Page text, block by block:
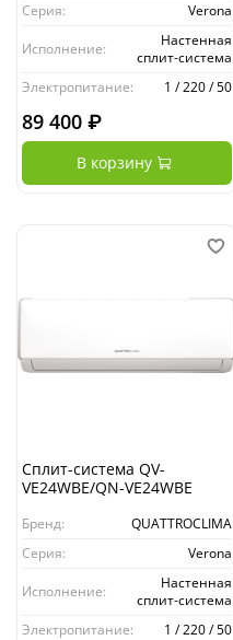
Серия:
Verona
Исполнение:
Настенная
сплит-система
Электропитание:
1 / 220 / 50
89 400 ₽
В корзину
Сплит-система QV-
VE24WBE/QN-VE24WBE
Бренд:
QUATTROCLIMA
Серия:
Verona
Исполнение:
Настенная
сплит-система
Электропитание:
1 / 220 / 50